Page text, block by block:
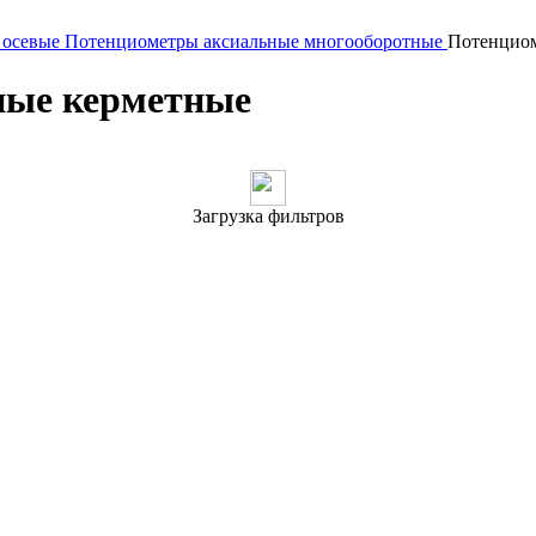
Потенциометры аксиальные многооборотные
керметные
Загрузка фильтров